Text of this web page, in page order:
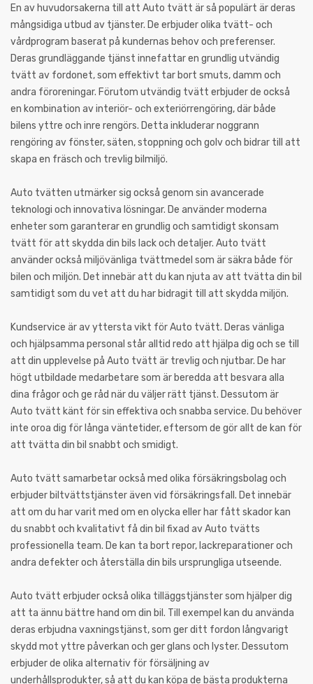
En av huvudorsakerna till att Auto tvätt är så populärt är deras
mångsidiga utbud av tjänster. De erbjuder olika tvätt- och
vårdprogram baserat på kundernas behov och preferenser.
Deras grundläggande tjänst innefattar en grundlig utvändig
tvätt av fordonet, som effektivt tar bort smuts, damm och
andra föroreningar. Förutom utvändig tvätt erbjuder de också
en kombination av interiör- och exteriörrengöring, där både
bilens yttre och inre rengörs. Detta inkluderar noggrann
rengöring av fönster, säten, stoppning och golv och bidrar till att
skapa en fräsch och trevlig bilmiljö.
Auto tvätten utmärker sig också genom sin avancerade
teknologi och innovativa lösningar. De använder moderna
enheter som garanterar en grundlig och samtidigt skonsam
tvätt för att skydda din bils lack och detaljer. Auto tvätt
använder också miljövänliga tvättmedel som är säkra både för
bilen och miljön. Det innebär att du kan njuta av att tvätta din bil
samtidigt som du vet att du har bidragit till att skydda miljön.
Kundservice är av yttersta vikt för Auto tvätt. Deras vänliga
och hjälpsamma personal står alltid redo att hjälpa dig och se till
att din upplevelse på Auto tvätt är trevlig och njutbar. De har
högt utbildade medarbetare som är beredda att besvara alla
dina frågor och ge råd när du väljer rätt tjänst. Dessutom är
Auto tvätt känt för sin effektiva och snabba service. Du behöver
inte oroa dig för långa väntetider, eftersom de gör allt de kan för
att tvätta din bil snabbt och smidigt.
Auto tvätt samarbetar också med olika försäkringsbolag och
erbjuder biltvättstjänster även vid försäkringsfall. Det innebär
att om du har varit med om en olycka eller har fått skador kan
du snabbt och kvalitativt få din bil fixad av Auto tvätts
professionella team. De kan ta bort repor, lackreparationer och
andra defekter och återställa din bils ursprungliga utseende.
Auto tvätt erbjuder också olika tilläggstjänster som hjälper dig
att ta ännu bättre hand om din bil. Till exempel kan du använda
deras erbjudna vaxningstjänst, som ger ditt fordon långvarigt
skydd mot yttre påverkan och ger glans och lyster. Dessutom
erbjuder de olika alternativ för försäljning av
underhållsprodukter, så att du kan köpa de bästa produkterna